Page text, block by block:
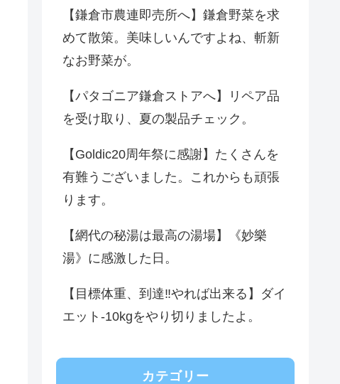
【鎌倉市農連即売所へ】鎌倉野菜を求
めて散策。美味しいんですよね、斬新
なお野菜が。
【パタゴニア鎌倉ストアへ】リペア品
を受け取り、夏の製品チェック。
【Goldic20周年祭に感謝】たくさんを
有難うございました。これからも頑張
ります。
【網代の秘湯は最高の湯場】《妙樂
湯》に感激した日。
【目標体重、到達‼️やれば出来る】ダイ
エット-10kgをやり切りましたよ。
カテゴリー